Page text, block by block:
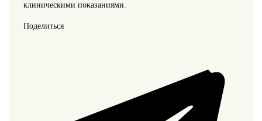
клиническими показаниями.
Поделиться